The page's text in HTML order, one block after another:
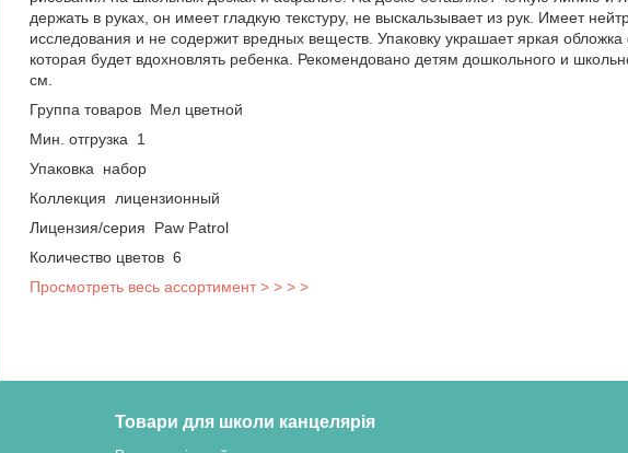
держать в руках, он имеет гладкую текстуру, не выскальзывает из рук. Имеет
исследования и не содержит вредных веществ. Упаковку украшает яркая
которая будет вдохновлять ребенка. Рекомендовано детям дошкольного и
см.
Группа товаров Мел цветной
Мин. отгрузка 1
Упаковка набор
Коллекция лицензионный
Лицензия/серия Paw Patrol
Количество цветов 6
Просмотреть весь ассортимент > > > >
Товари для школи канцелярія